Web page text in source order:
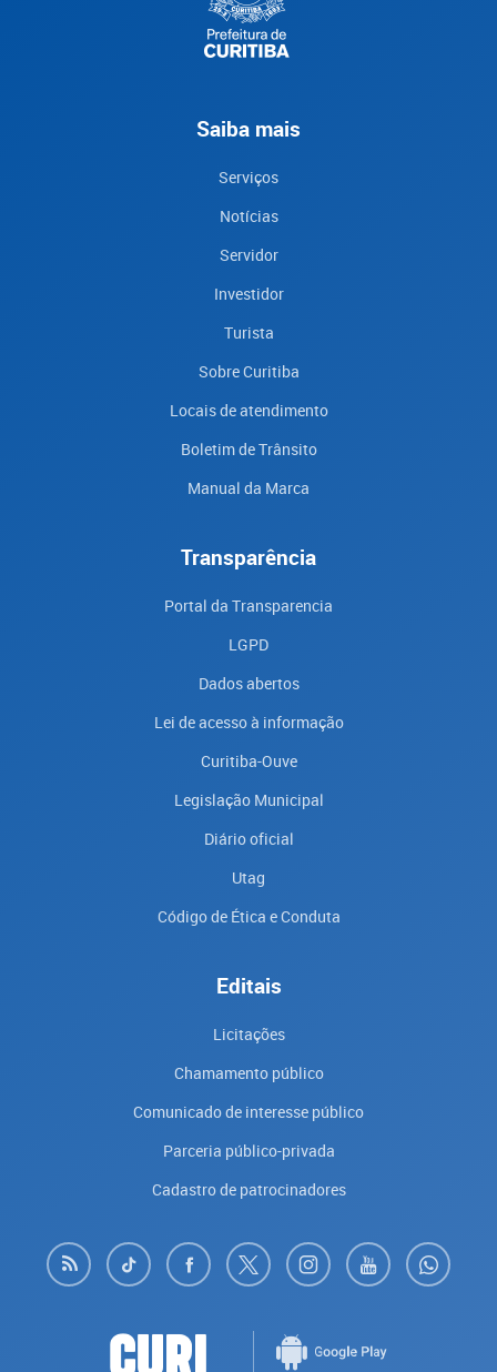
Saiba mais
Serviços
Notícias
Servidor
Investidor
Turista
Sobre Curitiba
Locais de atendimento
Boletim de Trânsito
Manual da Marca
Transparência
Portal da Transparencia
LGPD
Dados abertos
Lei de acesso à informação
Curitiba-Ouve
Legislação Municipal
Diário oficial
Utag
Código de Ética e Conduta
Editais
Licitações
Chamamento público
Comunicado de interesse público
Parceria público-privada
Cadastro de patrocinadores